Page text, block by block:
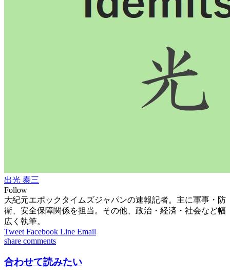
出光 泰三
Follow
大紀元エポックタイムズジャパンの速報記者。主に軍事・防
衛、安全保障関係を担当。その他、政治・経済・社会など幅
広く執筆。
Tweet Facebook Line Email
share comments
合わせて読みたい